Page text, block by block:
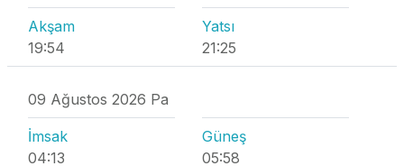
Akşam
19:54
Yatsı
21:25
09 Ağustos 2026 Pa
İmsak
04:13
Güneş
05:58